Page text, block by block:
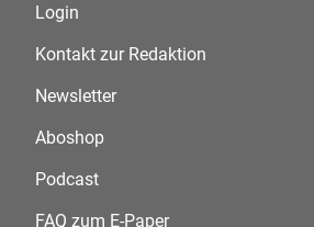
Login
Kontakt zur Redaktion
Newsletter
Aboshop
Podcast
FAQ zum E-Paper